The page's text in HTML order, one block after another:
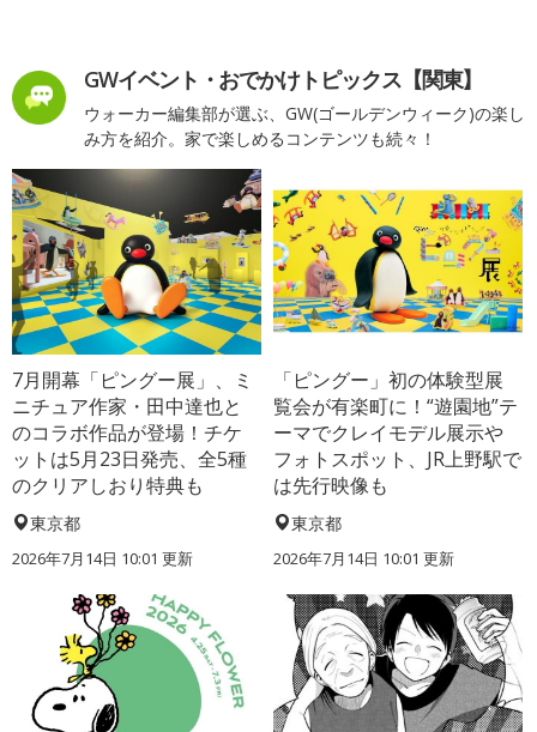
GWイベント・おでかけトピックス【関東】
ウォーカー編集部が選ぶ、GW(ゴールデンウィーク)の楽し
み方を紹介。家で楽しめるコンテンツも続々！
7月開幕「ピングー展」、ミ
ニチュア作家・田中達也と
のコラボ作品が登場！チケ
ットは5月23日発売、全5種
のクリアしおり特典も
東京都
2026年7月14日 10:01 更新
「ピングー」初の体験型展
覧会が有楽町に！“遊園地”テ
ーマでクレイモデル展示や
フォトスポット、JR上野駅で
は先行映像も
東京都
2026年7月14日 10:01 更新